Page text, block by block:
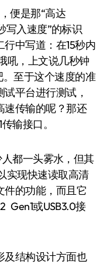
便是那“高达
写入速度”的标识
中写道：在15秒内
吼，上文说几秒钟
。至于这个速度的准
平台进行测试，
速传输的呢？那还
输接口。
都一头雾水，但其
实现快速读取高清
件的功能，而且它
Gen1或USB3.0接
结构设计方面也